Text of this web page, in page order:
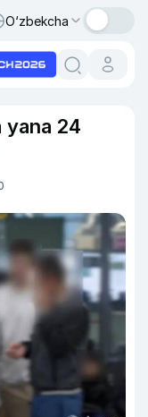
O‘zbekcha
yana 24